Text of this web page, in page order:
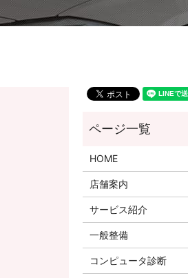
HOME
店舗案内
サービス紹介
一般整備
コンピュータ診断